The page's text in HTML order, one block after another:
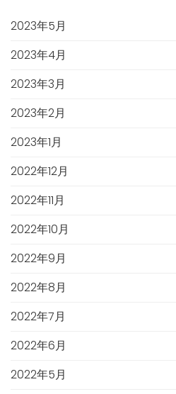
2023年5月
2023年4月
2023年3月
2023年2月
2023年1月
2022年12月
2022年11月
2022年10月
2022年9月
2022年8月
2022年7月
2022年6月
2022年5月